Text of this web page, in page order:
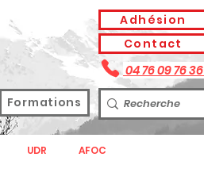
Formations
Adhésion
Contact
04 76 09 76 36
UDR AFOC